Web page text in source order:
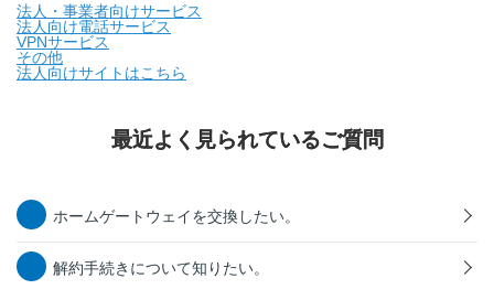
法人・事業者向けサービス
法人向け電話サービス
VPNサービス
その他
法人向けサイトはこちら
最近よく見られているご質問
ホームゲートウェイを交換したい。
解約手続きについて知りたい。